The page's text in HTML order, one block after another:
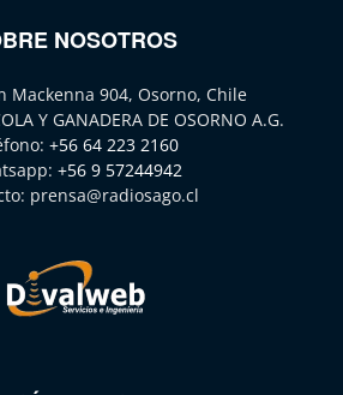
NOSOTROS
Mackenna 904, Osorno, Chile
Y GANADERA DE OSORNO A.G.
+56 64 223 2160
+56 9 57244942
prensa@radiosago.cl